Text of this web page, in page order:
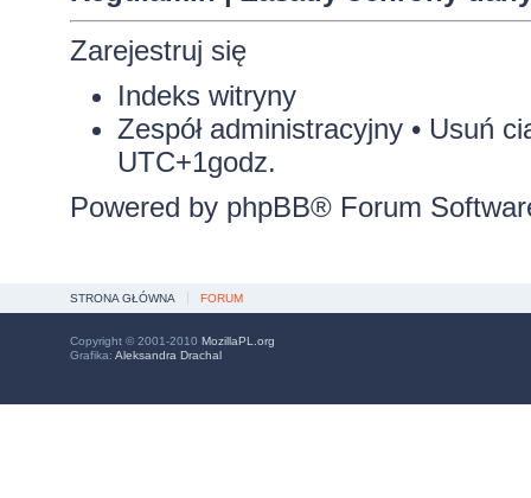
Zarejestruj się
Indeks witryny
Zespół administracyjny• Usuń
UTC+1godz.
Powered by phpBB® Forum
STRONA GŁÓWNA FORUM
Copyright © 2001-2010 MozillaPL.org
Grafika: Aleksandra Drachal